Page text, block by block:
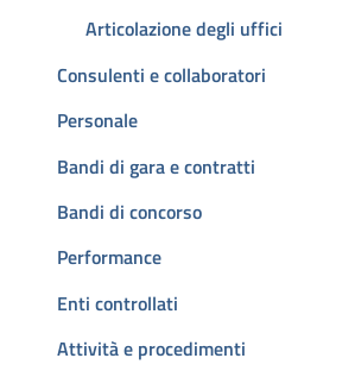
Articolazione degli uffici
Consulenti e collaboratori
Personale
Bandi di gara e contratti
Bandi di concorso
Performance
Enti controllati
Attività e procedimenti